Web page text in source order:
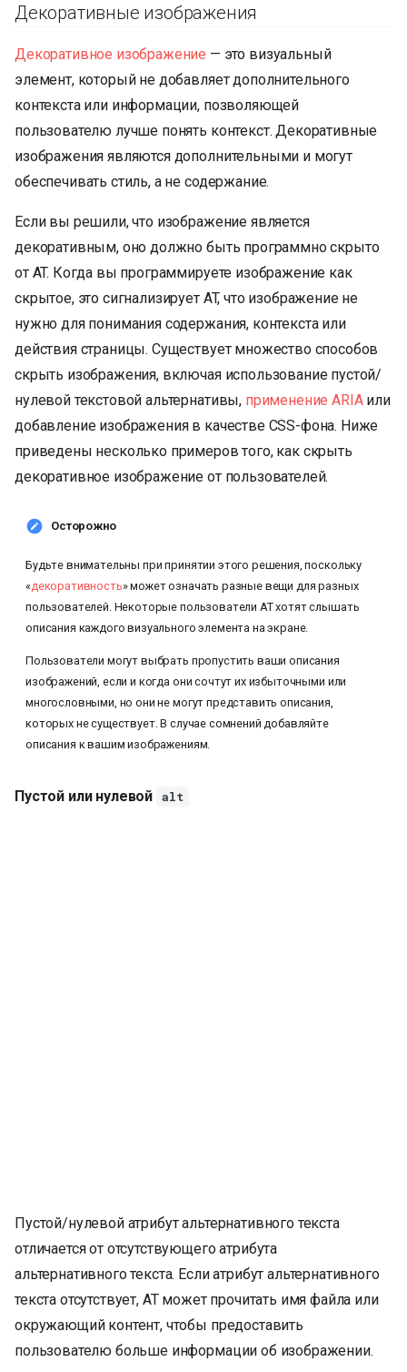
Декоративные изображения
Декоративное изображение — это визуальный
элемент, который не добавляет дополнительного
контекста или информации, позволяющей
пользователю лучше понять контекст. Декоративные
изображения являются дополнительными и могут
обеспечивать стиль, а не содержание.
Если вы решили, что изображение является
декоративным, оно должно быть программно скрыто
от AT. Когда вы программируете изображение как
скрытое, это сигнализирует AT, что изображение не
нужно для понимания содержания, контекста или
действия страницы. Существует множество способов
скрыть изображения, включая использование пустой/
нулевой текстовой альтернативы, применение ARIAили
добавление изображения в качестве CSS-фона. Ниже
приведены несколько примеров того, как скрыть
декоративное изображение от пользователей.
Осторожно
Будьте внимательны при принятии этого решения, поскольку
«декоративность» может означать разные вещи для разных
пользователей. Некоторые пользователи AT хотят слышать
описания каждого визуального элемента на экране.
Пользователи могут выбрать пропустить ваши описания
изображений, если и когда они сочтут их избыточными или
многословными, но они не могут представить описания,
которых не существует. В случае сомнений добавляйте
описания к вашим изображениям.
Пустой или нулевой alt
Пустой/нулевой атрибут альтернативного текста
отличается от отсутствующего атрибута
альтернативного текста. Если атрибут альтернативного
текста отсутствует, AT может прочитать имя файла или
окружающий контент, чтобы предоставить
пользователю больше информации об изображении.